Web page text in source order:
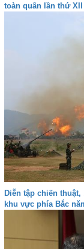
toàn quân lần thứ XII
Diễn tập chiến
khu vực phía Bắc